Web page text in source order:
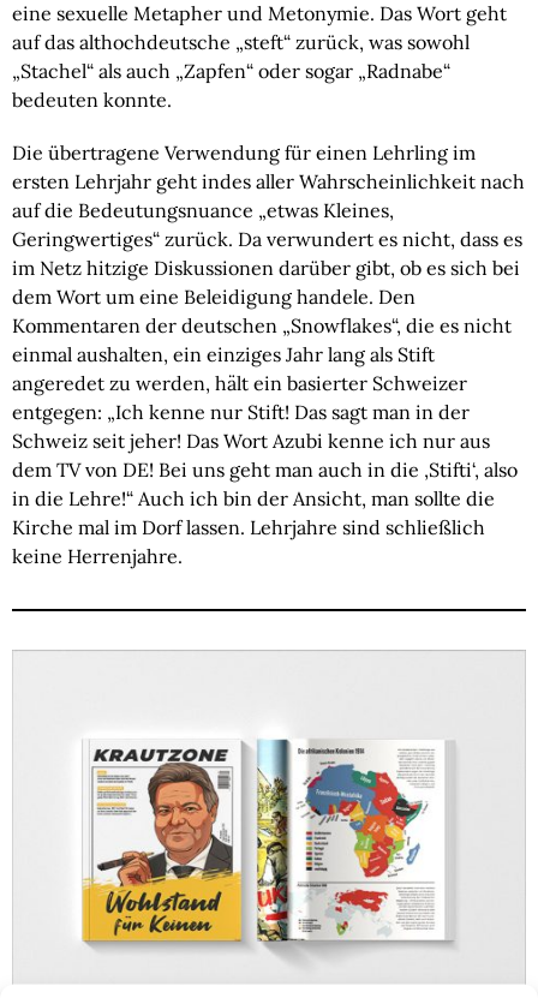
eine sexuelle Metapher und Metonymie. Das Wort geht
auf das althochdeutsche „steft“ zurück, was sowohl
„Stachel“ als auch „Zapfen“ oder sogar „Radnabe“
bedeuten konnte.
Die übertragene Verwendung für einen Lehrling im
ersten Lehrjahr geht indes aller Wahrscheinlichkeit nach
auf die Bedeutungsnuance „etwas Kleines,
Geringwertiges“ zurück. Da verwundert es nicht, dass es
im Netz hitzige Diskussionen darüber gibt, ob es sich bei
dem Wort um eine Beleidigung handele. Den
Kommentaren der deutschen „Snowflakes“, die es nicht
einmal aushalten, ein einziges Jahr lang als Stift
angeredet zu werden, hält ein basierter Schweizer
entgegen: „Ich kenne nur Stift! Das sagt man in der
Schweiz seit jeher! Das Wort Azubi kenne ich nur aus
dem TV von DE! Bei uns geht man auch in die ‚Stifti‘, also
in die Lehre!“ Auch ich bin der Ansicht, man sollte die
Kirche mal im Dorf lassen. Lehrjahre sind schließlich
keine Herrenjahre.